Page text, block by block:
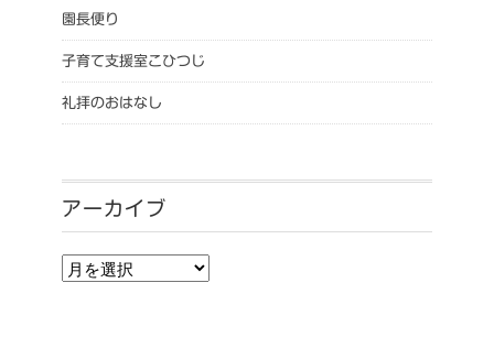
園長便り
子育て支援室こひつじ
礼拝のおはなし
アーカイブ
アーカイブ